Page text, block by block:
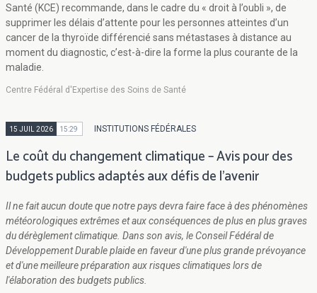
Santé (KCE) recommande, dans le cadre du « droit à l’oubli », de
supprimer les délais d’attente pour les personnes atteintes d’un
cancer de la thyroïde différencié sans métastases à distance au
moment du diagnostic, c’est-à-dire la forme la plus courante de la
maladie.
Centre Fédéral d'Expertise des Soins de Santé
15 JUIL 2026 15:29 INSTITUTIONS FÉDÉRALES
Le coût du changement climatique – Avis pour des
budgets publics adaptés aux défis de l'avenir
Il ne fait aucun doute que notre pays devra faire face à des phénomènes
météorologiques extrêmes et aux conséquences de plus en plus graves
du dérèglement climatique. Dans son avis, le Conseil Fédéral de
Développement Durable plaide en faveur d'une plus grande prévoyance
et d'une meilleure préparation aux risques climatiques lors de
l'élaboration des budgets publics.